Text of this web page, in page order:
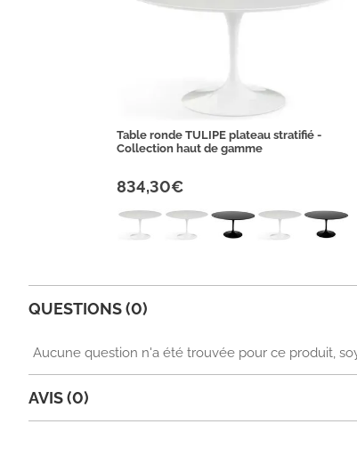
Table ronde TULIPE plateau stratifié -
Collection haut de gamme
834,30€
QUESTIONS (0)
Aucune question n'a été trouvée pour ce produit,
AVIS (0)